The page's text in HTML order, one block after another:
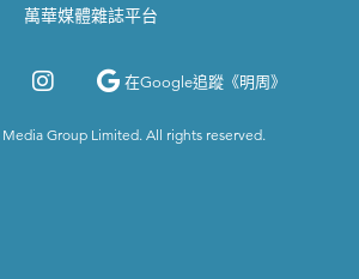
萬華媒體雜誌平台
在Google追蹤《明周》
Group Limited. All rights reserved.